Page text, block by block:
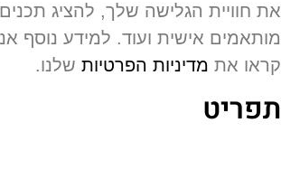
חוויית הגלישה שלך, להציג תכנים
אישית ועוד. למידע נוסף אנא
אתמדיניות הפרטיותשלנו.